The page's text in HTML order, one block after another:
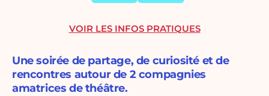
Une soirée de partage, de curiosité et de
rencontres autour de 2 compagnies
amatrices de théâtre.
VOIR LES INFOS PRATIQUES